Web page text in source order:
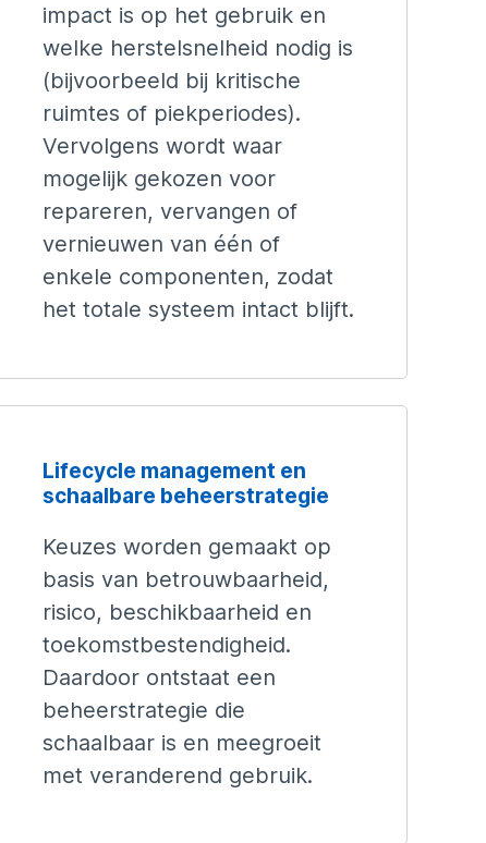
impact is op het gebruik en
welke herstelsnelheid nodig is
(bijvoorbeeld bij kritische
ruimtes of piekperiodes).
Vervolgens wordt waar
mogelijk gekozen voor
repareren, vervangen of
vernieuwen van één of
enkele componenten, zodat
het totale systeem intact blijft.
Lifecycle management en
schaalbare beheerstrategie
Keuzes worden gemaakt op
basis van betrouwbaarheid,
risico, beschikbaarheid en
toekomstbestendigheid.
Daardoor ontstaat een
beheerstrategie die
schaalbaar is en meegroeit
met veranderend gebruik.